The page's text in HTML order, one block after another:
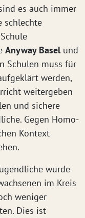
es auch immer
schlechte
Anyway Baselund
Schulen muss für
werden,
weitergeben
und sichere
Gegen Homo-
Kontext
wurde
im Kreis
weniger
Dies ist